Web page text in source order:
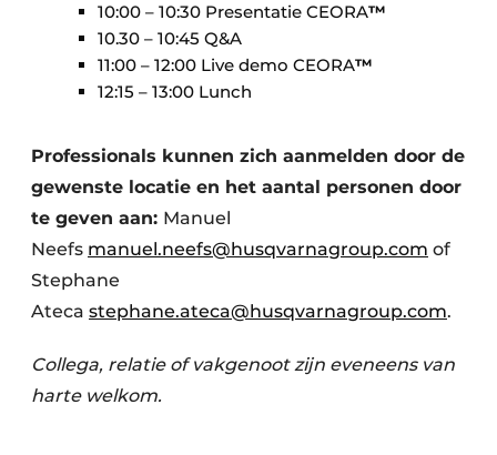
10:00 – 10:30 Presentatie CEORA™
10.30 – 10:45 Q&A
11:00 – 12:00 Live demo CEORA™
12:15 – 13:00 Lunch
Professionals kunnen zich aanmelden door de
gewenste locatie en het aantal personen door
te geven aan: Manuel
Neefs manuel.neefs@husqvarnagroup.com of
Stephane
Ateca stephane.ateca@husqvarnagroup.com.
Collega, relatie of vakgenoot zijn eveneens van
harte welkom.